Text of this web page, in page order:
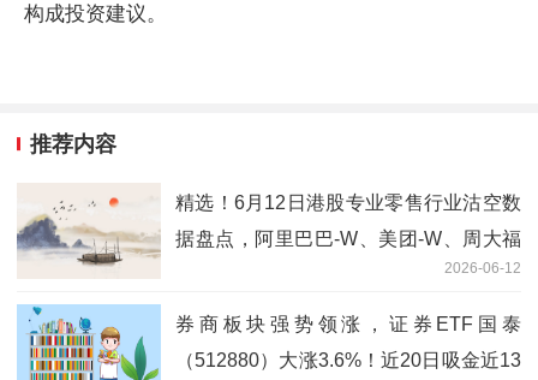
构成投资建议。
推荐内容
精选！6月12日港股专业零售行业沽空数
据盘点，阿里巴巴-W、美团-W、周大福
2026-06-12
券商板块强势领涨，证券ETF国泰
（512880）大涨3.6%！近20日吸金近13